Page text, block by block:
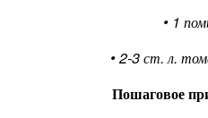
• 1
• 2-3 ст. л.
Пошаговое